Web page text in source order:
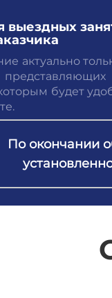
выездных
актуально
будет
По окончании